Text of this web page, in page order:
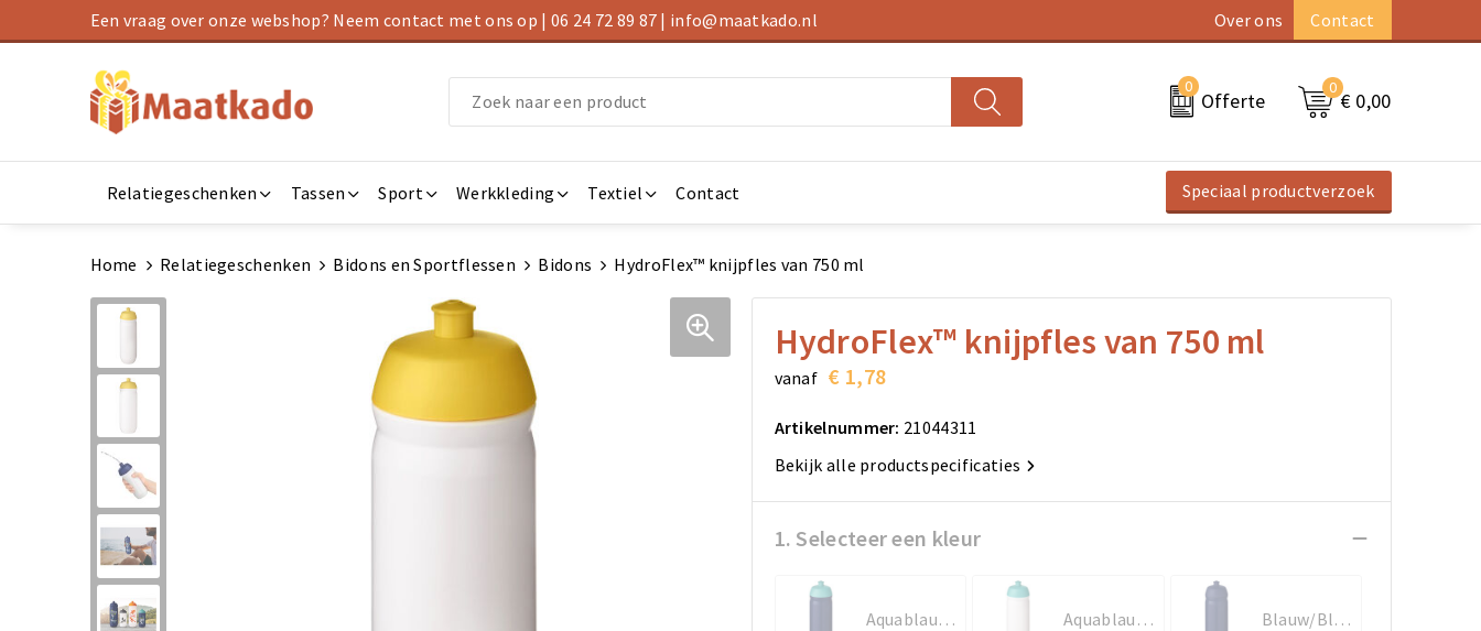
Een vraag over onze webshop? Neem contact met ons op | 06 24 72 89 87 | info@maatkado.nl Over ons Contact
0
Offerte
0
€ 0,00
Relatiegeschenken Tassen Sport Werkkleding Textiel Contact Speciaal productverzoek
Home Relatiegeschenken Bidons en Sportflessen Bidons HydroFlex™ knijpfles van 750 ml
HydroFlex™ knijpfles van 750 ml
vanaf € 1,78
Artikelnummer: 21044311
Bekijk alle productspecificaties
1. Selecteer een kleur
Aquablauw/Blauw Aquablauw/Wit Blauw/Blauw